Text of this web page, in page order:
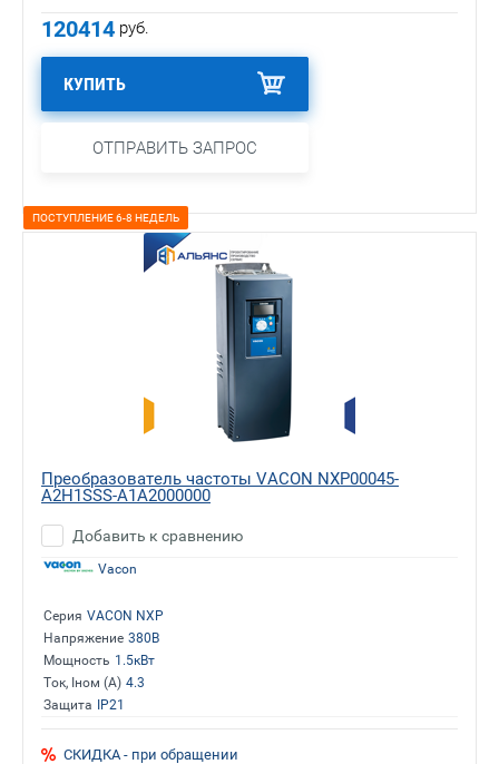
120414 руб.
КУПИТЬ
ОТПРАВИТЬ ЗАПРОС
ПОСТУПЛЕНИЕ 6-8 НЕДЕЛЬ
Преобразователь частоты VACON NXP00045-
A2H1SSS-A1A2000000
Добавить к сравнению
Vacon
Серия VACON NXP
Напряжение 380В
Мощность 1.5кВт
Ток, Iном (А) 4.3
Защита IP21
СКИДКА - при обращении